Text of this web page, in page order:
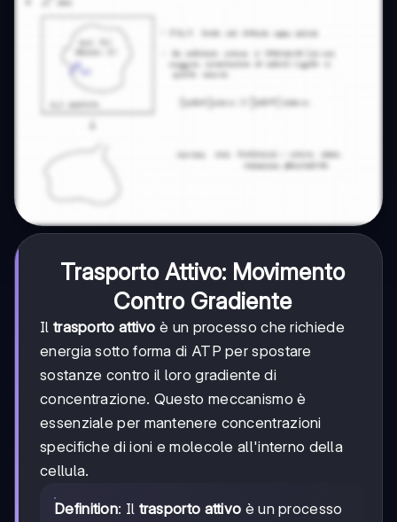
Trasporto Attivo: Movimento
Contro Gradiente
Il trasporto attivo è un processo che richiede
energia sotto forma di ATP per spostare
sostanze contro il loro gradiente di
concentrazione. Questo meccanismo è
essenziale per mantenere concentrazioni
specifiche di ioni e molecole all'interno della
cellula.
Definition: Il trasporto attivo è un processo